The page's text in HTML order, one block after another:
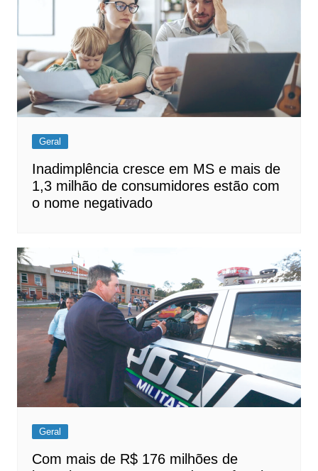
Geral
Inadimplência cresce em MS e mais de
1,3 milhão de consumidores estão com
o nome negativado
Geral
Com mais de R$ 176 milhões de